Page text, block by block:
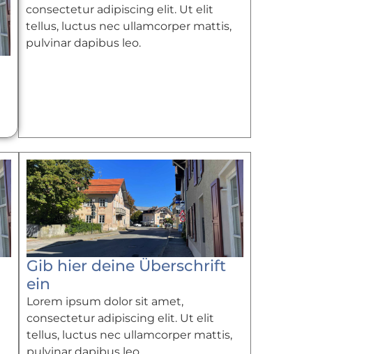
consectetur adipiscing elit. Ut elit
tellus, luctus nec ullamcorper mattis,
pulvinar dapibus leo.
Gib hier deine Überschrift
ein
Lorem ipsum dolor sit amet,
consectetur adipiscing elit. Ut elit
tellus, luctus nec ullamcorper mattis,